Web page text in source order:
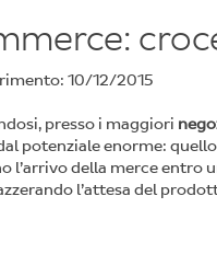
10/12/2015
presso i maggiori
potenziale enorme:
l’arrivo della merce entro
l’attesa del